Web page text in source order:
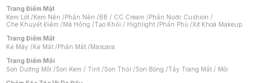
Trang Điểm Mặt
Kem Lót /Kem Nền /Phấn Nền /BB / CC Cream /Phấn Nước Cushion /
Che Khuyết Điểm /Má Hồng /Tạo Khối / Highlight /Phấn Phủ /Xịt Khoá Makeup
Trang Điểm Mắt
Kẻ Mày /Kẻ Mắt /Phấn Mắt /Mascara
Trang Điểm Môi
Son Dưỡng Môi /Son Kem / Tint /Son Thỏi /Son Bóng /Tẩy Trang Mắt / Môi